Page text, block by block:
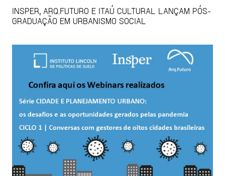
INSPER, ARQ.FUTURO E ITAÚ CULTURAL LANÇAM PÓS-
GRADUAÇÃO EM URBANISMO SOCIAL